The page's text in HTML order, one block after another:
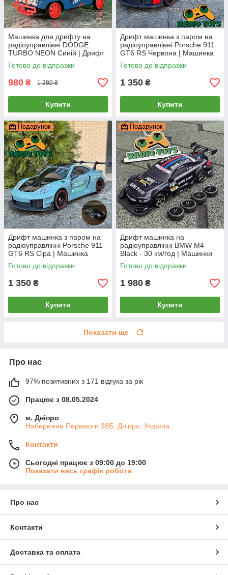
Машинка для дрифту на
радіоуправлінні DODGE
TURBO NEON Синій | Дрифт
машинки на пульті
управління | Дрифтова
машина на радіокерува
Готово до відправки
980 ₴ 1 280 ₴
Купити
Дрифт машинка з паром на
радіоуправлінні Porsche 911
GT6 RS Червона | Машинка
Порш для дрифту на пульті з
димом
Готово до відправки
1 350 ₴
Купити
Подарунок
Дрифт машинка з паром на
радіоуправлінні Porsche 911
GT6 RS Сіра | Машинка
Порш для дрифту на пульті з
димом
Готово до відправки
1 350 ₴
Купити
Подарунок
Дрифт машинка на
радіоуправлінні BMW M4
Black - 30 км/год | Машинки
для дрифту на пульті
управління Дрифт машина
Готово до відправки
1 980 ₴
Купити
Показати ще
Про нас
97% позитивних з 171 відгука за рік
Працює з 08.05.2024
м. Дніпро
Набережна Перемоги 38Б, Дніпро, Україна
Контакти
Сьогодні працює з 09:00 до 19:00
Показати весь графік роботи
Про нас
Контакти
Доставка та оплата